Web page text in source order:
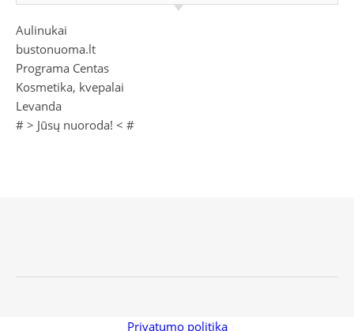
Aulinukai
bustonuoma.lt
Programa Centas
Kosmetika, kvepalai
Levanda
# > Jūsų nuoroda! < #
Privatumo politika